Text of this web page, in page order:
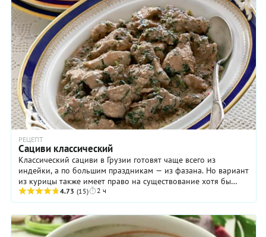
РЕЦЕПТ
Сациви классический
Классический сациви в Грузии готовят чаще всего из
индейки, а по большим праздникам — из фазана. Но вариант
из курицы также имеет право на существование хотя бы
потому, что эта птица доступна каждому ...
4.73 (15) 2 ч